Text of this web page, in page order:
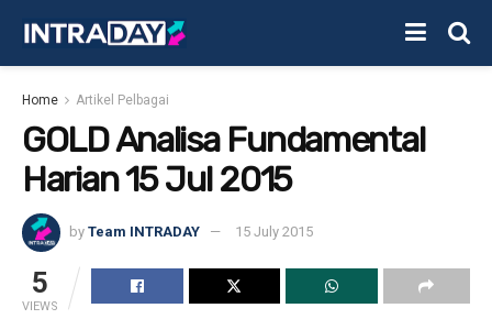
Home Artikel Pelbagai
GOLD Analisa Fundamental
Harian 15 Jul 2015
by Team INTRADAY 15 July 2015
5
VIEWS